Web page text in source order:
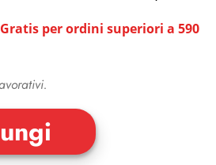
Gratis per ordini superiori a 590